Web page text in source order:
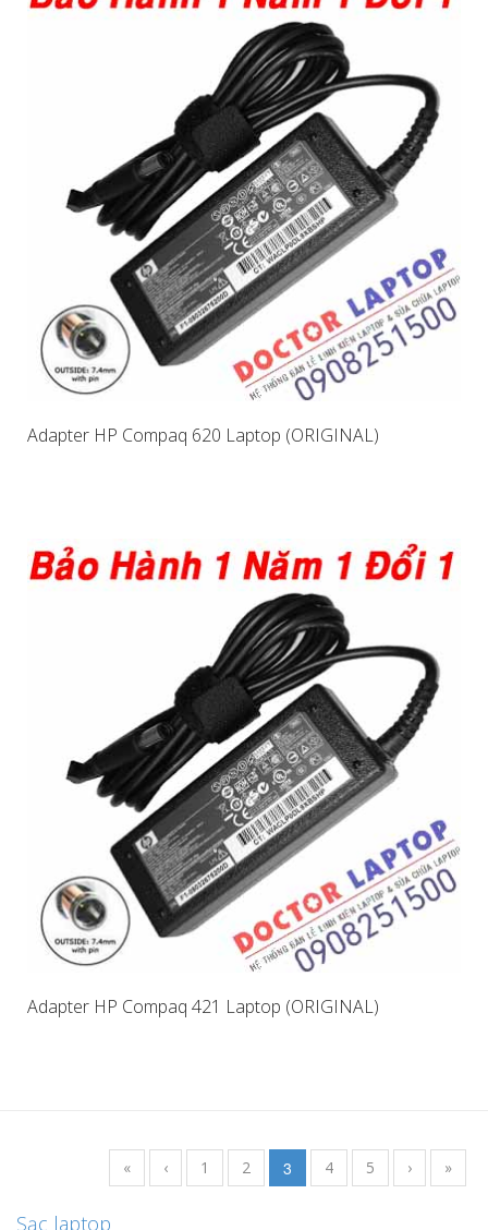
Adapter HP Compaq 620 Laptop (ORIGINAL)
Adapter HP Compaq 421 Laptop (ORIGINAL)
« ‹ 1 2 3 4 5 › »
Sạc laptop